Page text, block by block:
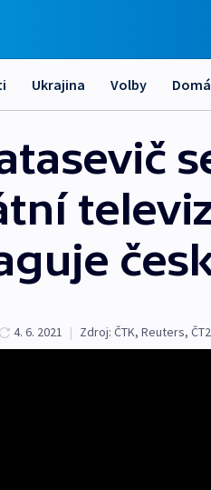
Ukrajina Volby
4. 6. 2021 | Zdroj: ČTK, Reuters,